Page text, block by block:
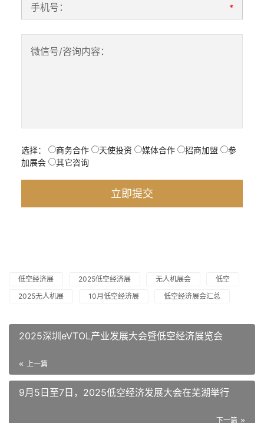
手机号： *
微信号/咨询内容：
选择： 商务合作 天使投资 媒体合作 招商加盟
参
加展会
其它咨询
低空经济展 2025低空经济展 无人机展会
低空
2025无人机展
10月低空经济展 低空经济展会汇总
2025深圳eVTOL产业发展大会暨低空经济展览会
上一篇
9月5日至7日，2025低空经济发展大会在芜湖举行
下一篇